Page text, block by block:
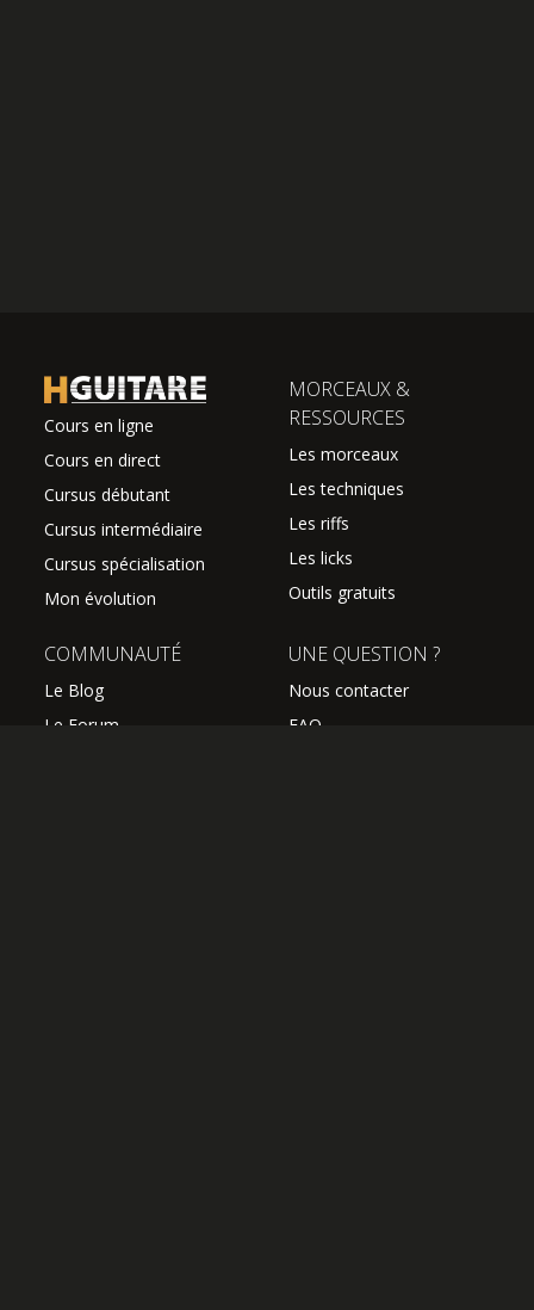
Cours en ligne
Cours en direct
Cursus débutant
Cursus intermédiaire
Cursus spécialisation
Mon évolution
MORCEAUX &
RESSOURCES
Les morceaux
Les techniques
Les riffs
Les licks
Outils gratuits
COMMUNAUTÉ
Le Blog
Le Forum
UNE QUESTION ?
Nous contacter
FAQ